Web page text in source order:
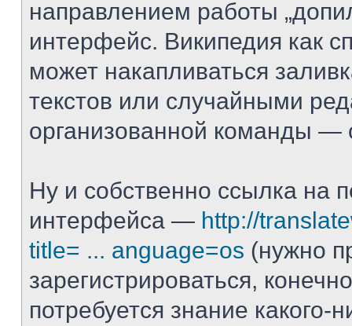
направлением работы
интерфейс. Википедия как
может накапливаться
текстов или случайными
организованной команды —
Ну и собственно ссылка на
интерфейса — http://
title= ... anguage=os (нужно
зарегистрироваться,
потребуется знание какого-